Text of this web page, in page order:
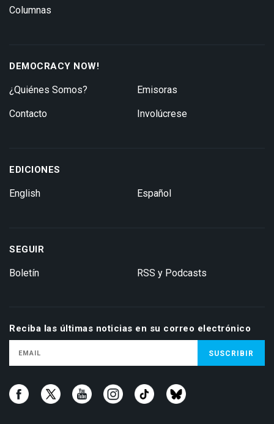
Columnas
DEMOCRACY NOW!
¿Quiénes Somos?
Contacto
Emisoras
Involúcrese
EDICIONES
English Español
SEGUIR
Boletín RSS y Podcasts
Reciba las últimas noticias en su correo electrónico